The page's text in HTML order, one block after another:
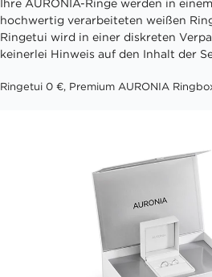
Ihre AURONIA-Ringe werden in
hochwertig verarbeiteten weißen
Ringetui wird in einer diskreten
keinerlei Hinweis auf den Inhalt der
Ringetui 0 €, Premium AURONIA